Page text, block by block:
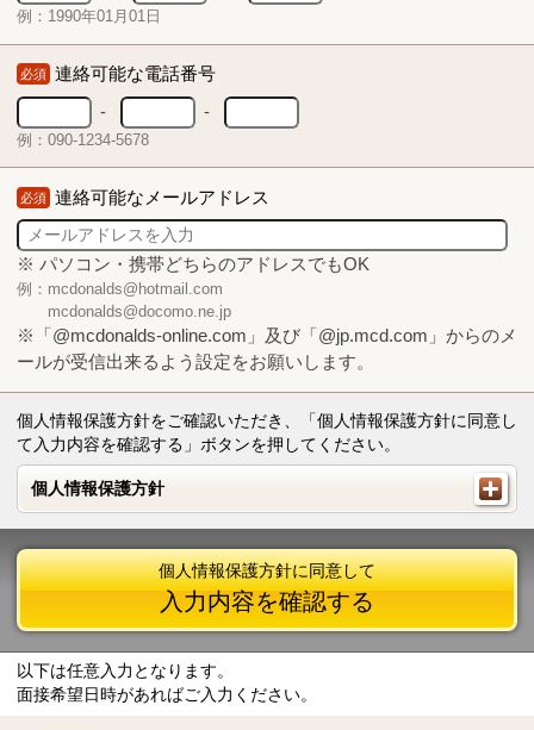
例：1990年01月01日
必須 連絡可能な電話番号
-
-
例：090-1234-5678
必須 連絡可能なメールアドレス
※ パソコン・携帯どちらのアドレスでもOK
例：mcdonalds@hotmail.com
mcdonalds@docomo.ne.jp
※「@mcdonalds-online.com」及び「@jp.mcd.com」からのメ
ールが受信出来るよう設定をお願いします。
個人情報保護方針をご確認いただき、「個人情報保護方針に同意し
て入力内容を確認する」ボタンを押してください。
個人情報保護方針
個人情報保護方針
個人情報保護方針に同意して
入力内容を確認する
以下は任意入力となります。
面接希望日時があればご入力ください。